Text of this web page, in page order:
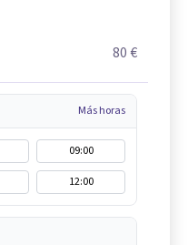
80 €
Más horas
09:00
12:00